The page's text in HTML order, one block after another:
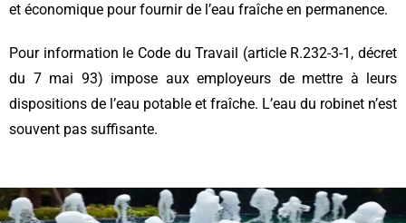
et économique pour fournir de l’eau fraîche en permanence.
Pour information le Code du Travail (article R.232-3-1, décret
du 7 mai 93) impose aux employeurs de mettre à leurs
dispositions de l’eau potable et fraîche. L’eau du robinet n’est
souvent pas suffisante.